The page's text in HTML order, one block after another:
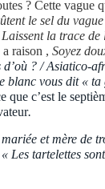
? Cette vague
le sel du
la trace de
raison , Soyez
d’où ? /Asiatico-
blanc vous dit « ta
que c’est le
.
et mère de
« Les tartelettes